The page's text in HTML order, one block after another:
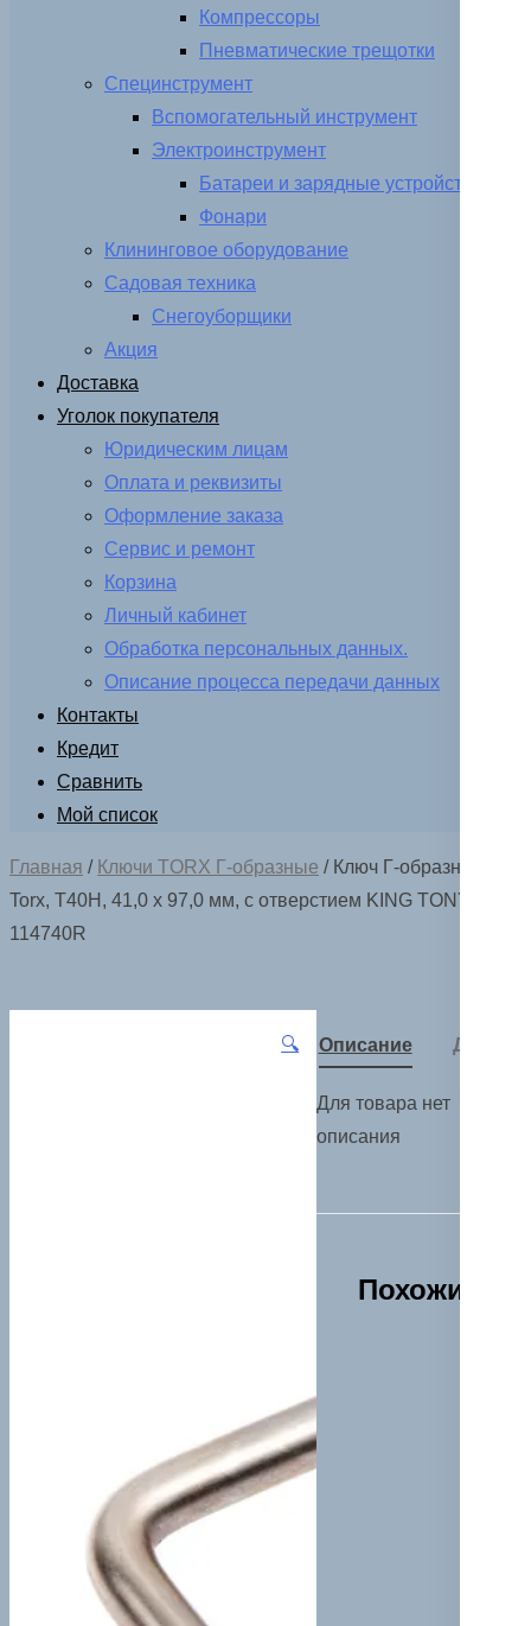
Компрессоры
Пневматические трещотки
Специнструмент
Вспомогательный инструмент
Электроинструмент
Батареи и зарядные устройства
Фонари
Клининговое оборудование
Садовая техника
Снегоуборщики
Акция
Доставка
Уголок покупателя
Юридическим лицам
Оплата и реквизиты
Оформление заказа
Сервис и ремонт
Корзина
Личный кабинет
Обработка персональных данных.
Описание процесса передачи данных
Контакты
Кредит
Сравнить
Мой список
Главная / Ключи TORX Г-образные / Ключ Г-образный
Torx, Т40H, 41,0 х 97,0 мм, с отверстием KING TONY
114740R
🔍 Описание Детали
Для товара нет
описания
Похожие